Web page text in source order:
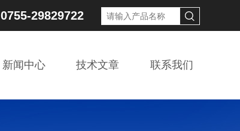
0755-29829722
新闻中心 技术文章 联系我们